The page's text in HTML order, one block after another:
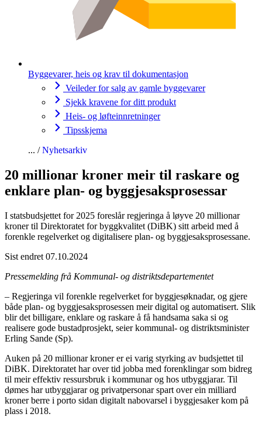
Byggevarer, heis og krav til dokumentasjon
Veileder for salg av gamle byggevarer
Sjekk kravene for ditt produkt
Heis- og løfteinnretninger
Tipsskjema
Nyhetsarkiv
20 millionar kroner meir til raskare og
enklare plan- og byggjesaksprosessar
I statsbudsjettet for 2025 foreslår regjeringa å løyve 20 millionar
kroner til Direktoratet for byggkvalitet (DiBK) sitt arbeid med å
forenkle regelverket og digitalisere plan- og byggjesaksprosessane.
Sist endret 07.10.2024
Pressemelding frå Kommunal- og distriktsdepartementet
– Regjeringa vil forenkle regelverket for byggjesøknadar, og gjere
både plan- og byggjesaksprosessen meir digital og automatisert. Slik
blir det billigare, enklare og raskare å få handsama saka si og
realisere gode bustadprosjekt, seier kommunal- og distriktsminister
Erling Sande (Sp).
Auken på 20 millionar kroner er ei varig styrking av budsjettet til
DiBK. Direktoratet har over tid jobba med forenklingar som bidreg
til meir effektiv ressursbruk i kommunar og hos utbyggjarar. Til
dømes har utbyggjarar og privatpersonar spart over ein milliard
kroner berre i porto sidan digitalt nabovarsel i byggjesaker kom på
plass i 2018.